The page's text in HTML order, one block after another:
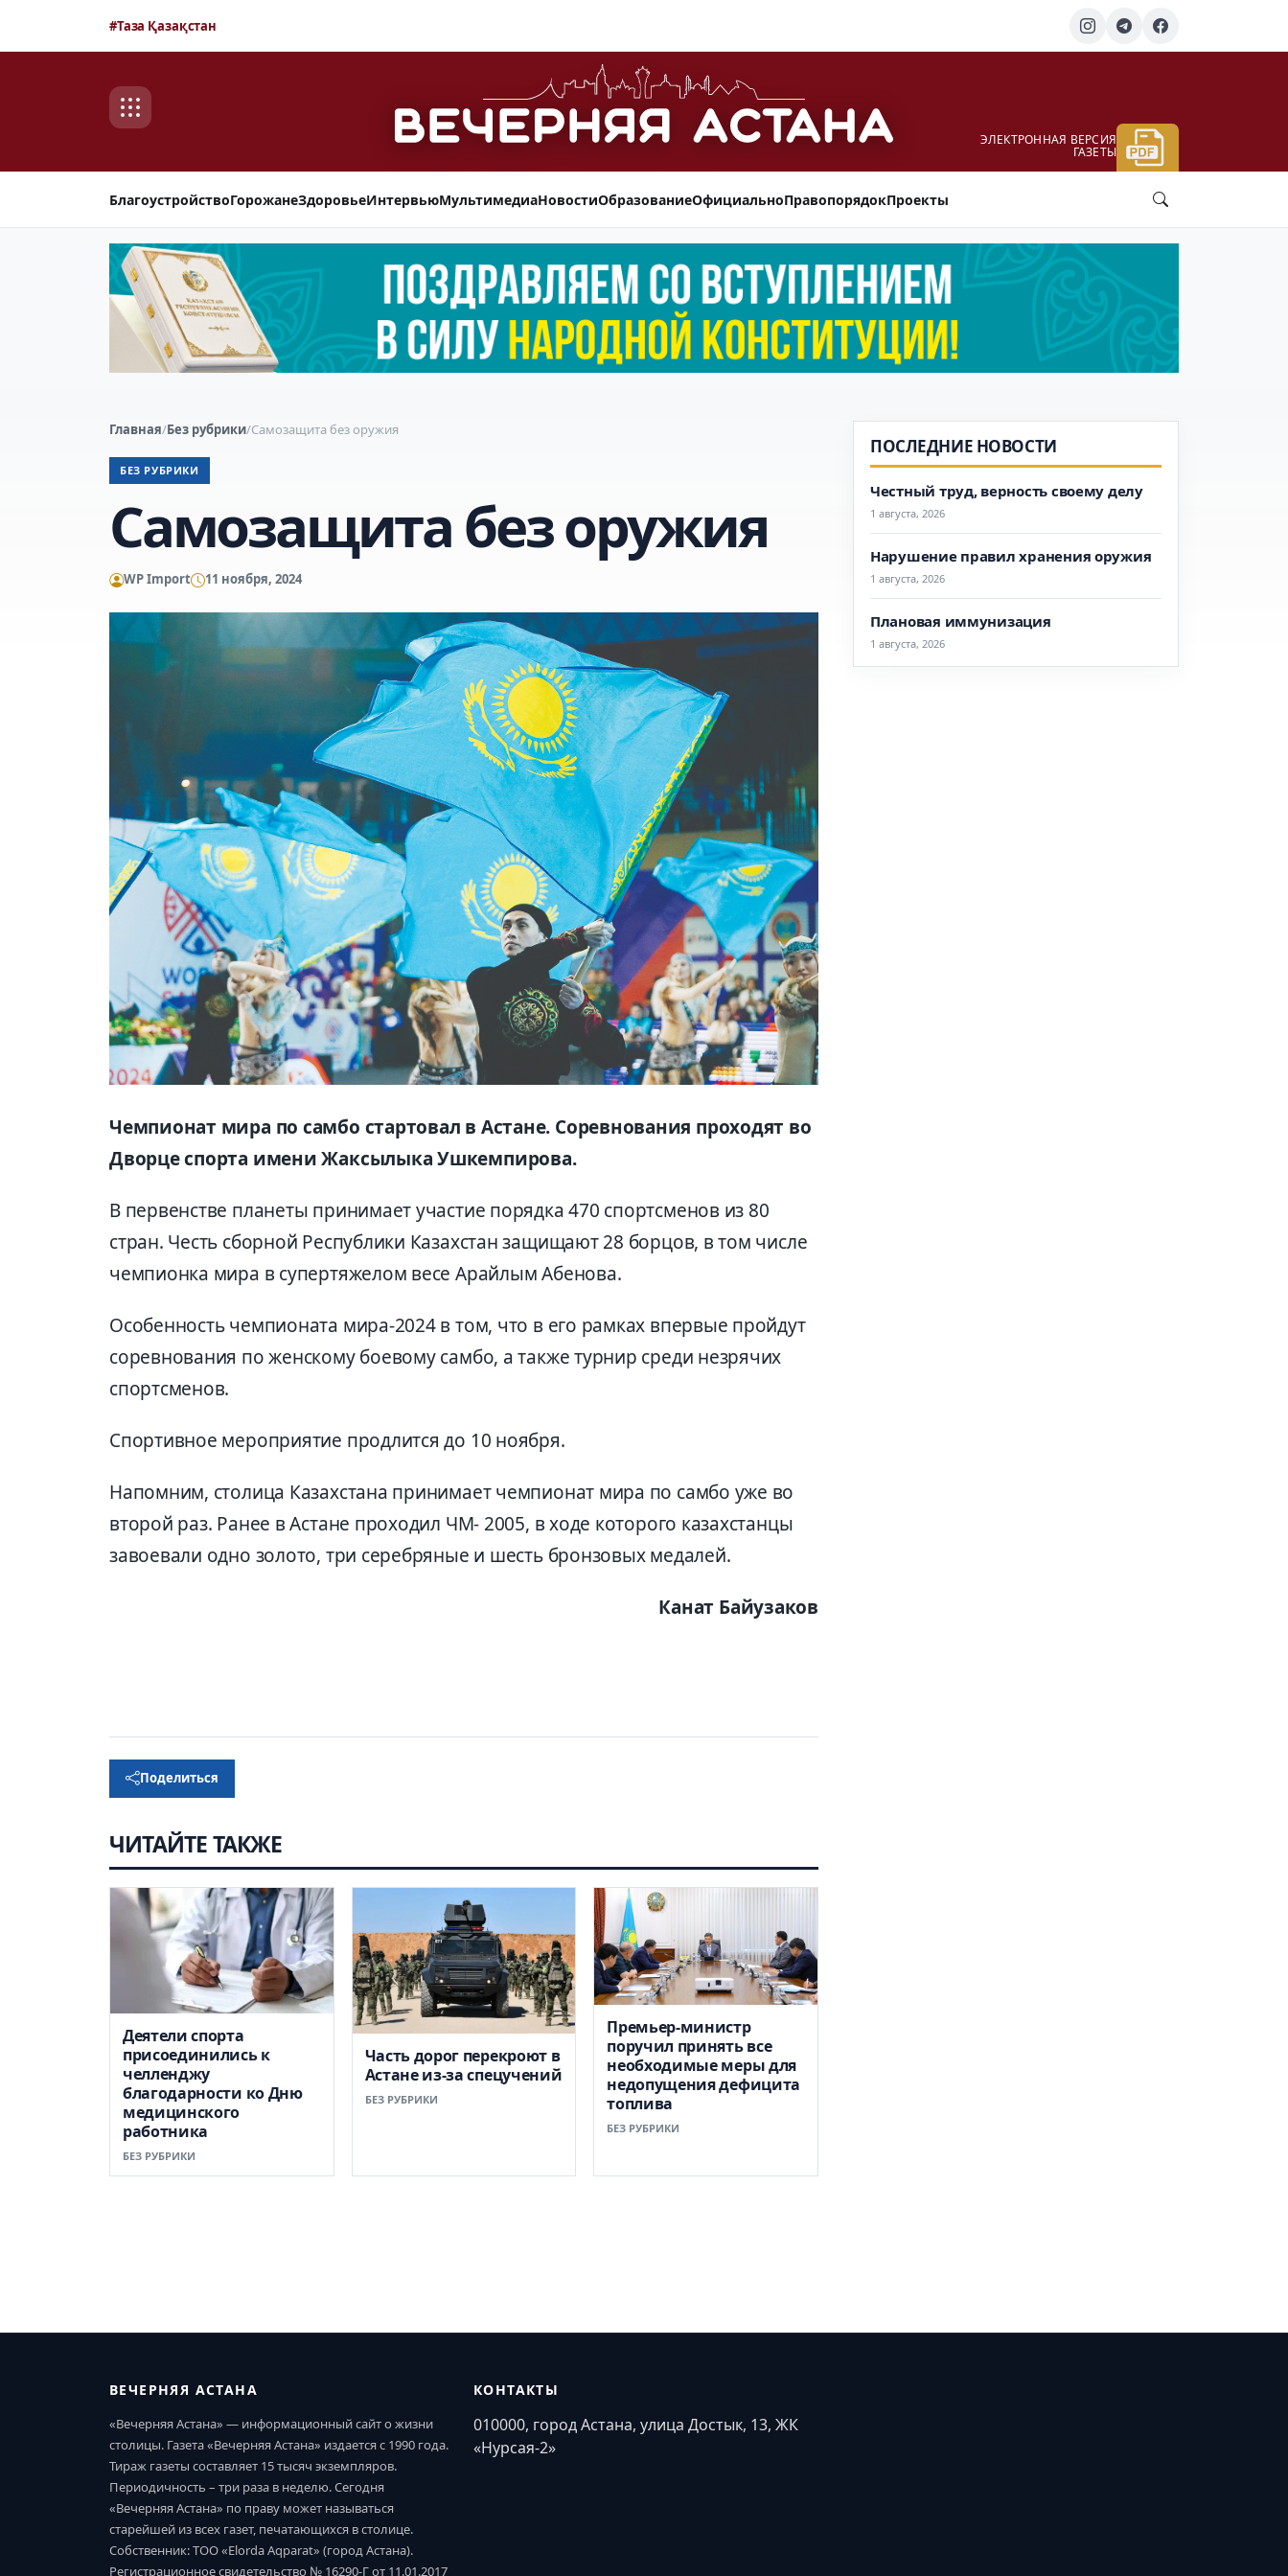
#Таза Қазақстан
ЭЛЕКТРОННАЯ ВЕРСИЯ
ГАЗЕТЫ
БлагоустройствоГорожанеЗдоровьеИнтервьюМультимедиаНовостиОбразованиеОфициальноПравопорядокПроекты
Главная/Без рубрики/Самозащита без оружия
БЕЗ РУБРИКИ
Самозащита без оружия
WP Import 11 ноября, 2024
Чемпионат мира по самбо стартовал в Астане. Соревнования проходят во
Дворце спорта имени Жаксылыка Ушкемпирова.
В первенстве планеты принимает участие порядка 470 спортсменов из 80
стран. Честь сборной Республики Казахстан защищают 28 борцов, в том числе
чемпионка мира в супертяжелом весе Арайлым Абенова.
Особенность чемпионата мира-2024 в том, что в его рамках впервые пройдут
соревнования по женскому боевому самбо, а также турнир среди незрячих
спортсменов.
Спортивное мероприятие продлится до 10 ноября.
Напомним, столица Казахстана принимает чемпионат мира по самбо уже во
второй раз. Ранее в Астане проходил ЧМ- 2005, в ходе которого казахстанцы
завоевали одно золото, три серебряные и шесть бронзовых медалей.
Канат Байузаков
Поделиться
ЧИТАЙТЕ ТАКЖЕ
Деятели спорта
присоединились к
челленджу
благодарности ко Дню
медицинского
работника
БЕЗ РУБРИКИ
Часть дорог перекроют в
Астане из-за спецучений
БЕЗ РУБРИКИ
Премьер-министр
поручил принять все
необходимые меры для
недопущения дефицита
топлива
БЕЗ РУБРИКИ
ПОСЛЕДНИЕ НОВОСТИ
Честный труд, верность своему делу
1 августа, 2026
Нарушение правил хранения оружия
1 августа, 2026
Плановая иммунизация
1 августа, 2026
ВЕЧЕРНЯЯ АСТАНА
«Вечерняя Астана» — информационный сайт о жизни
столицы. Газета «Вечерняя Астана» издается с 1990 года.
Тираж газеты составляет 15 тысяч экземпляров.
Периодичность – три раза в неделю. Сегодня
«Вечерняя Астана» по праву может называться
старейшей из всех газет, печатающихся в столице.
Собственник: ТОО «Elorda Aqparat» (город Астана).
Регистрационное свидетельство № 16290-Г от 11.01.2017
КОНТАКТЫ
010000, город Астана, улица Достык, 13, ЖК
«Нурсая-2»